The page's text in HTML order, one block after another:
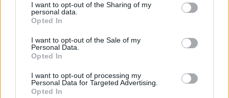
I want to opt-out of the Sharing of my
personal data.
Opted In
I want to opt-out of the Sale of my
Personal Data.
Opted In
I want to opt-out of processing my
Personal Data for Targeted Advertising.
Opted In